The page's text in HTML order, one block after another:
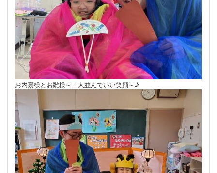
お内裏様とお雛様～二人並んでいい笑顔～♪